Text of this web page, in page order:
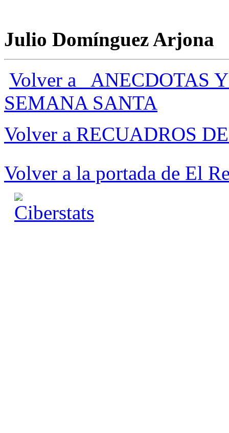
Julio Domínguez Arjona
Volver a ANECDOTAS
SEMANA SANTA
Volver a RECUADROS
Volver a la portada de El